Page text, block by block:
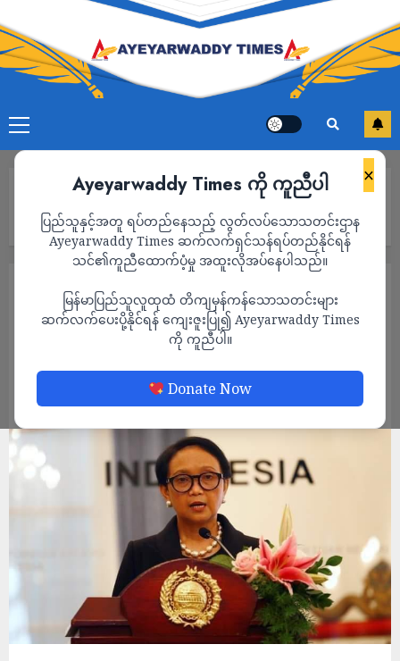
×
Ayeyarwaddy Times ကို ကူညီပါ
ပြည်သူနှင့်အတူ ရပ်တည်နေသည့် လွတ်လပ်သောသတင်းဌာန
Ayeyarwaddy Times ဆက်လက်ရှင်သန်ရပ်တည်နိုင်ရန်
သင်၏ကူညီထောက်ပံ့မှု အထူးလိုအပ်နေပါသည်။
မြန်မာပြည်သူလူထုထံ တိကျမှန်ကန်သောသတင်းများ
ဆက်လက်ပေးပို့နိုင်ရန် ကျေးဇူးပြု၍ Ayeyarwaddy Times
ကို ကူညီပါ။
Donate Now
လိုတဲ့ စိတ်စေတနာကောင်း မရှိဘူးလို့ အင်ဒိုနီးရှား ပြော
မြန်မာစစ်ကောင်စီက အာဆီယံရဲ့ ငြိမ်းချမ်းရေး
စီမံချက်ကို ဖော်ဆောင်လိုတဲ့ စိတ်စေတနာ
ကောင်း မရှိဘူးလို့ အင်ဒိုနီးရှား ပြော
ADMIN AUGUST 4, 2022